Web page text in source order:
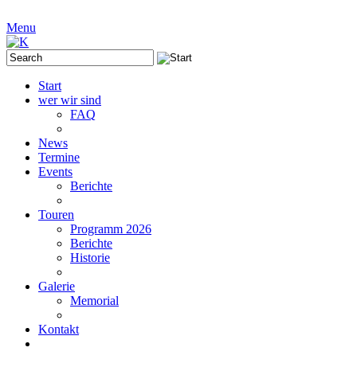
Menu
Start
wer wir sind
FAQ
News
Termine
Events
Berichte
Touren
Programm 2026
Berichte
Historie
Galerie
Memorial
Kontakt